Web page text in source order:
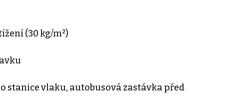
(30 kg/m²)
stanice vlaku, autobusová zastávka před